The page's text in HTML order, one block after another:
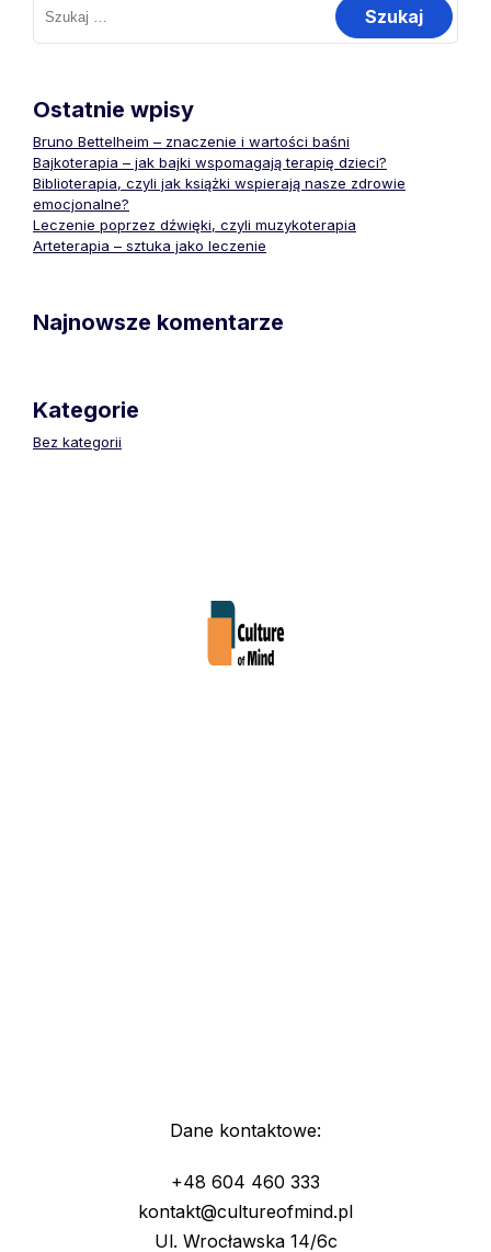
Ostatnie wpisy
Bruno Bettelheim – znaczenie i wartości baśni
Bajkoterapia – jak bajki wspomagają terapię dzieci?
Biblioterapia, czyli jak książki wspierają nasze zdrowie
emocjonalne?
Leczenie poprzez dźwięki, czyli muzykoterapia
Arteterapia – sztuka jako leczenie
Najnowsze komentarze
Kategorie
Bez kategorii
Dane kontaktowe:
+48 604 460 333
kontakt@cultureofmind.pl
Ul. Wrocławska 14/6c